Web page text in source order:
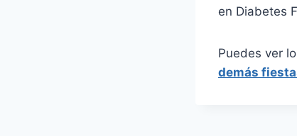
en Diabetes
Puedes ver
demás